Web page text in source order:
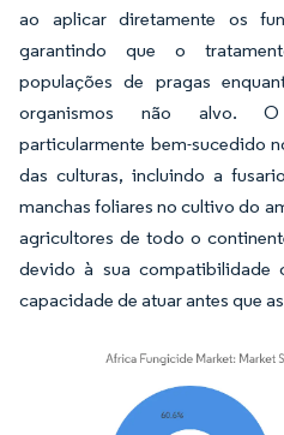
ao aplicar diretamente os
garantindo que o
populações de pragas
organismos não alvo. O
particularmente bem-sucedido
das culturas, incluindo a
manchas foliares no cultivo do
agricultores de todo o
devido à sua compatibilidade
capacidade de atuar antes que